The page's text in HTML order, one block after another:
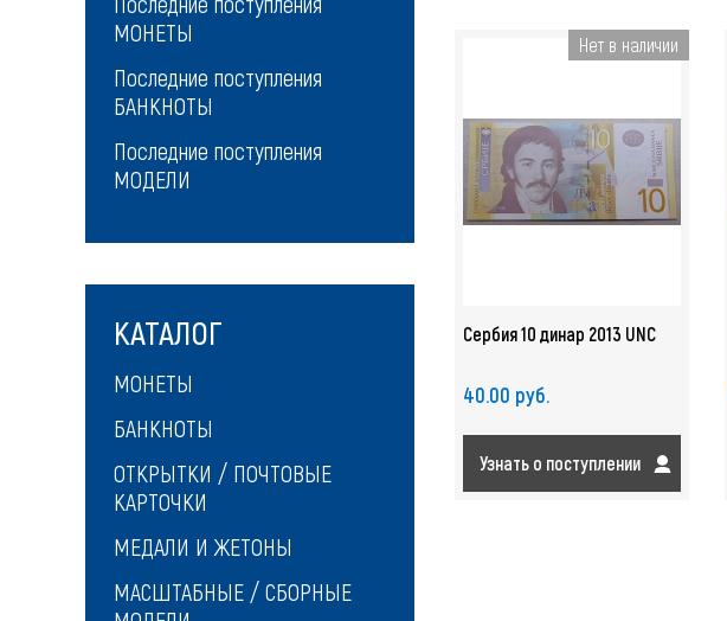
Нет в наличии
Сербия 10 динар 2013 UNC
40.00 руб.
Узнать о поступлении
МОНЕТЫ
Последние поступления
БАНКНОТЫ
Последние поступления
МОДЕЛИ
КАТАЛОГ
МОНЕТЫ
БАНКНОТЫ
ОТКРЫТКИ / ПОЧТОВЫЕ
КАРТОЧКИ
МЕДАЛИ И ЖЕТОНЫ
МАСШТАБНЫЕ / СБОРНЫЕ